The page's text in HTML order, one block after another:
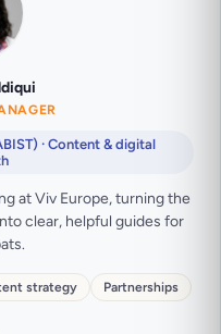
· Content & digital
at Viv Europe, turning the
clear, helpful guides for
strategy Partnerships